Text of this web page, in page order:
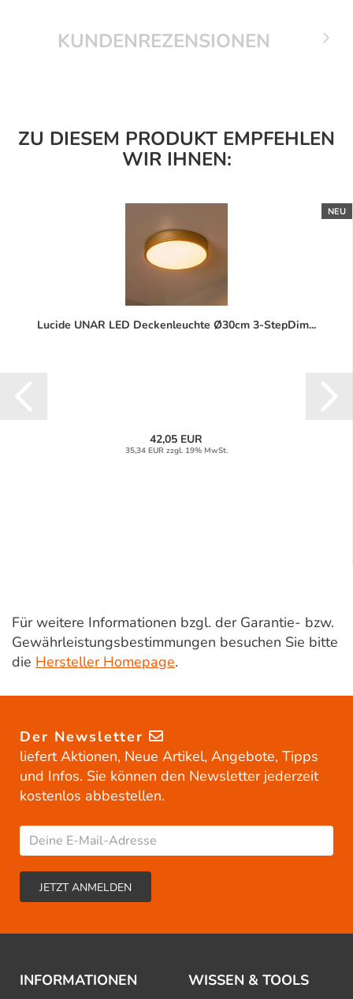
KUNDENREZENSIONEN
ZU DIESEM PRODUKT EMPFEHLEN
WIR IHNEN:
NEU
Lucide UNAR LED Deckenleuchte Ø30cm 3-StepDim...
42,05 EUR
35,34 EUR zzgl. 19% MwSt.
Für weitere Informationen bzgl. der Garantie- bzw.
Gewährleistungsbestimmungen besuchen Sie bitte
die Hersteller Homepage.
Der Newsletter
liefert Aktionen, Neue Artikel, Angebote, Tipps
und Infos. Sie können den Newsletter jederzeit
kostenlos abbestellen.
INFORMATIONEN WISSEN & TOOLS